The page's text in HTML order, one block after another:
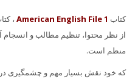
کتاب American English File 1 ،
از نظر محتوا، تنظیم مطالب و انسجام
منظم است.
که خود نقش بسیار مهم و چشمگیری در